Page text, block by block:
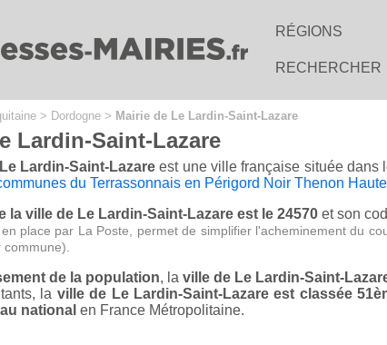
RÉGIONS
RECHERCHER
> Dordogne > Mairie de Le Lardin-Saint-Lazare
Lardin-Saint-Lazare
Lardin-Saint-Lazare est une ville française située dans
du Terrassonnais en Périgord Noir Thenon
la ville de Le Lardin-Saint-Lazare est le 24570 et son
place par La Poste, permet de simplifier l'acheminement du
de la population, la ville de Le Lardin-Saint-
la ville de Le Lardin-Saint-Lazare est classée
national en France Métropolitaine.